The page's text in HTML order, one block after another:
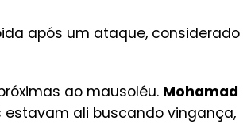
após um ataque, considerado
ao mausoléu. Mohamad
estavam ali buscando vingança,